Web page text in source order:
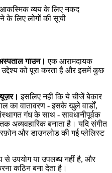
आकस्मिक व्यय के लिए नकद
लिए लोगों की सूची
गाउन। एक आरामदायक
उद्देश्य को पूरा करता है और इसमें कुछ
इसलिए नहीं कि ये चीजें बेकार
का वातावरण - इसके खुले वार्डों,
गंध के साथ - सावधानीपूर्वक
अव्यवहारिक बनाता है। यदि संगीत
और डाउनलोड की गई प्लेलिस्ट
से उपयोग या उपलब्ध नहीं है, और
कठिन बना देता है।